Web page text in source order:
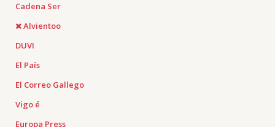
Cadena Ser
Alvientoo
DUVI
El País
El Correo Gallego
Vigo é
Europa Press